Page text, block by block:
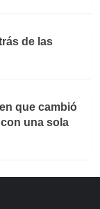
de las
que cambió
una sola